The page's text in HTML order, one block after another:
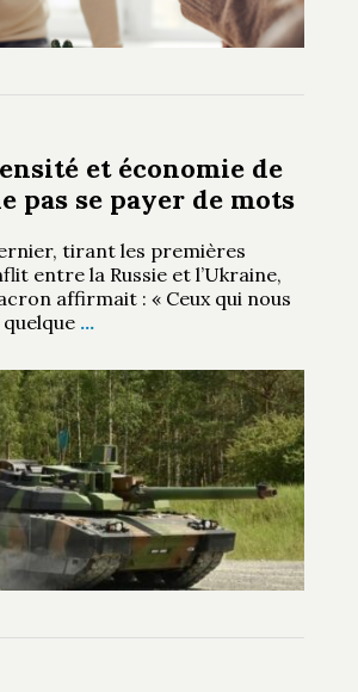
et économie de
pas se payer de mots
tirant les premières
entre la Russie et l’Ukraine,
affirmait : « Ceux qui nous
…